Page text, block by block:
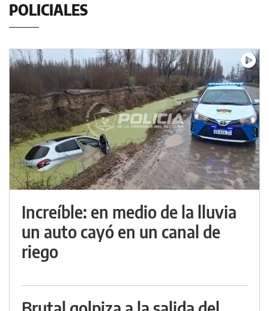
POLICIALES
Increíble: en medio de la lluvia
un auto cayó en un canal de
riego